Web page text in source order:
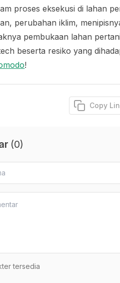
proses eksekusi di lahan
perubahan iklim,
pembukaan lahan
beserta resiko yang
!
Copy
(0)
tersedia